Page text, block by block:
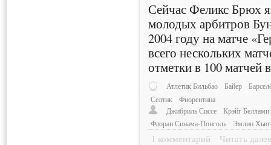
Сейчас Феликс Брюх
молодых арбитров
2004 году на матче
всего нескольких
отметки в 100 матчей
Атлетик Бильбао Байер
Селтик
Фиорентина
Джибриль Сиссе
Крэйг Беллами
Флоран Синама-Понголь
Эмлин
1 комментарий Читать